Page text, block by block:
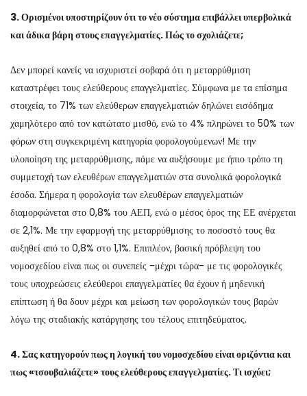
3. Ορισμένοι υποστηρίζουν ότι το νέο σύστημα επιβάλλει υπερβολικά
και άδικα βάρη στους επαγγελματίες. Πώς το σχολιάζετε;
Δεν μπορεί κανείς να ισχυριστεί σοβαρά ότι η μεταρρύθμιση
καταστρέφει τους ελεύθερους επαγγελματίες. Σύμφωνα με τα επίσημα
στοιχεία, το 71% των ελεύθερων επαγγελματιών δηλώνει εισόδημα
χαμηλότερο από τον κατώτατο μισθό, ενώ το 4% πληρώνει το 50% των
φόρων στη συγκεκριμένη κατηγορία φορολογούμενων! Με την
υλοποίηση της μεταρρύθμισης, πάμε να αυξήσουμε με ήπιο τρόπο τη
συμμετοχή των ελευθέρων επαγγελματιών στα συνολικά φορολογικά
έσοδα. Σήμερα η φορολογία των ελευθέρων επαγγελματιών
διαμορφώνεται στο 0,8% του ΑΕΠ, ενώ ο μέσος όρος της ΕΕ ανέρχεται
σε 2,1%. Με την εφαρμογή της μεταρρύθμισης το ποσοστό τους θα
αυξηθεί από το 0,8% στο 1,1%. Επιπλέον, βασική πρόβλεψη του
νομοσχεδίου είναι πως οι συνεπείς -μέχρι τώρα- με τις φορολογικές
τους υποχρεώσεις ελεύθεροι επαγγελματίες θα έχουν ή μηδενική
επίπτωση ή θα δουν μέχρι και μείωση των φορολογικών τους βαρών
λόγω της σταδιακής κατάργησης του τέλους επιτηδεύματος.
4. Σας κατηγορούν πως η λογική του νομοσχεδίου είναι οριζόντια και
πως «τσουβαλιάζετε» τους ελεύθερους επαγγελματίες. Τι ισχύει;